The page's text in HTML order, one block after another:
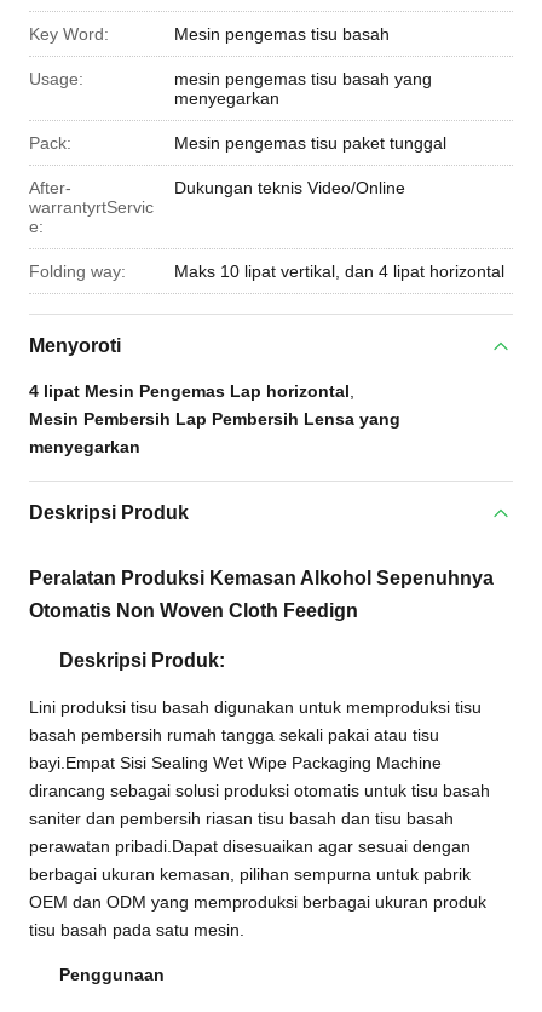
Key Word: Mesin pengemas tisu basah
Usage:
mesin pengemas tisu basah yang
menyegarkan
Pack: Mesin pengemas tisu paket tunggal
After-
warrantyrtServic
e:
Dukungan teknis Video/Online
Folding way: Maks 10 lipat vertikal, dan 4 lipat horizontal
Menyoroti
4 lipat Mesin Pengemas Lap horizontal
Mesin Pembersih Lap Pembersih Lensa yang
menyegarkan
Deskripsi Produk
Peralatan Produksi Kemasan Alkohol Sepenuhnya
Otomatis Non Woven Cloth Feedign
Deskripsi Produk:
Lini produksi tisu basah digunakan untuk memproduksi tisu
basah pembersih rumah tangga sekali pakai atau tisu
bayi.Empat Sisi Sealing Wet Wipe Packaging Machine
dirancang sebagai solusi produksi otomatis untuk tisu basah
saniter dan pembersih riasan tisu basah dan tisu basah
perawatan pribadi.Dapat disesuaikan agar sesuai dengan
berbagai ukuran kemasan, pilihan sempurna untuk pabrik
OEM dan ODM yang memproduksi berbagai ukuran produk
tisu basah pada satu mesin.
Penggunaan